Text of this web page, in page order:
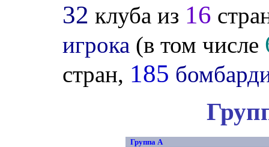
32 клуба из 16
игрока (в том числе
стран, 185
Группа A